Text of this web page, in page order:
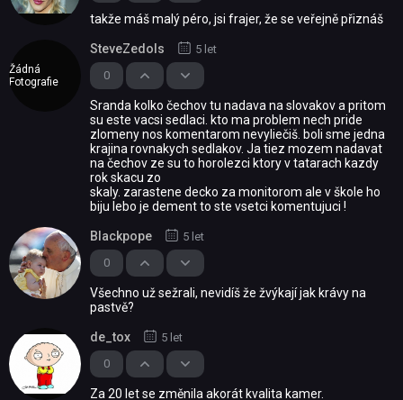
takže máš malý péro, jsi frajer, že se veřejně přiznáš
Žádná
Fotografie
0
SteveZedols 5 let
Sranda kolko čechov tu nadava na slovakov a pritom
su este vacsi sedlaci. kto ma problem nech pride
zlomeny nos komentarom nevyliečiš. boli sme jedna
krajina rovnakych sedlakov. Ja tiez mozem nadavat
na čechov ze su to horolezci ktory v tatarach kazdy
rok skacu zo
skaly. zarastene decko za monitorom ale v škole ho
biju lebo je dement to ste vsetci komentujuci !
0
Blackpope 5 let
Všechno už sežrali, nevidíš že žvýkají jak krávy na
pastvě?
0
de_tox 5 let
Za 20 let se změnila akorát kvalita kamer.